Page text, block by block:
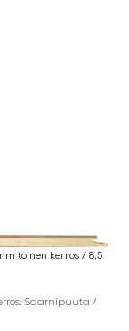
toinen kerros / 8,5
Saarnipuuta /